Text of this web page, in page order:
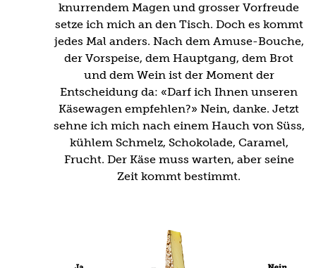
knurrendem Magen und grosser Vorfreude
setze ich mich an den Tisch. Doch es kommt
jedes Mal anders. Nach dem Amuse-Bouche,
der Vorspeise, dem Hauptgang, dem Brot
und dem Wein ist der Moment der
Entscheidung da: «Darf ich Ihnen unseren
Käsewagen empfehlen?» Nein, danke. Jetzt
sehne ich mich nach einem Hauch von Süss,
kühlem Schmelz, Schokolade, Caramel,
Frucht. Der Käse muss warten, aber seine
Zeit kommt bestimmt.